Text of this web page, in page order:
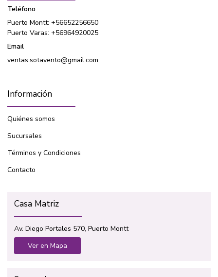
Teléfono
Puerto Montt: +56652256650
Puerto Varas: +56964920025
Email
ventas.sotavento@gmail.com
Información
Quiénes somos
Sucursales
Términos y Condiciones
Contacto
Casa Matriz
Av. Diego Portales 570, Puerto Montt
Ver en Mapa